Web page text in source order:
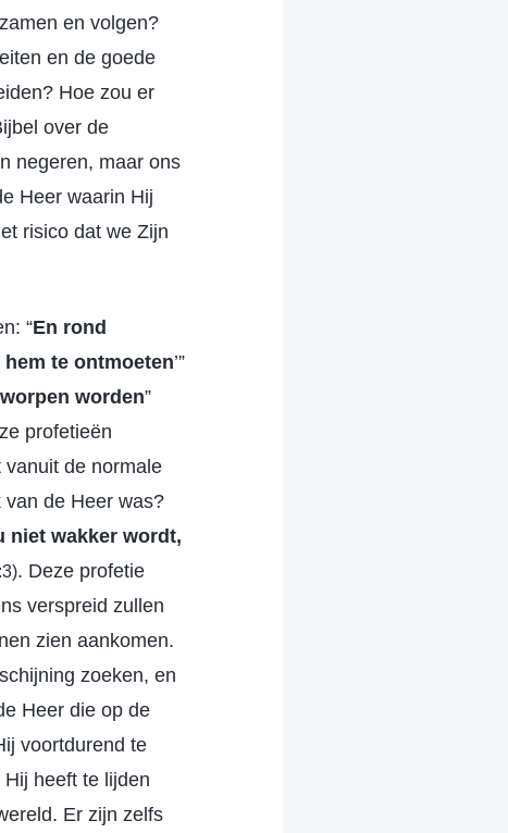
en volgen?
en de goede
Hoe zou er
over de
negeren, maar ons
Heer waarin Hij
risico dat we Zijn
“En rond
te ontmoeten’”
worden”
profetieën
de normale
de Heer was?
niet wakker wordt,
. Deze profetie
verspreid zullen
zien aankomen.
zoeken, en
Heer die op de
voortdurend te
heeft te lijden
Er zijn zelfs